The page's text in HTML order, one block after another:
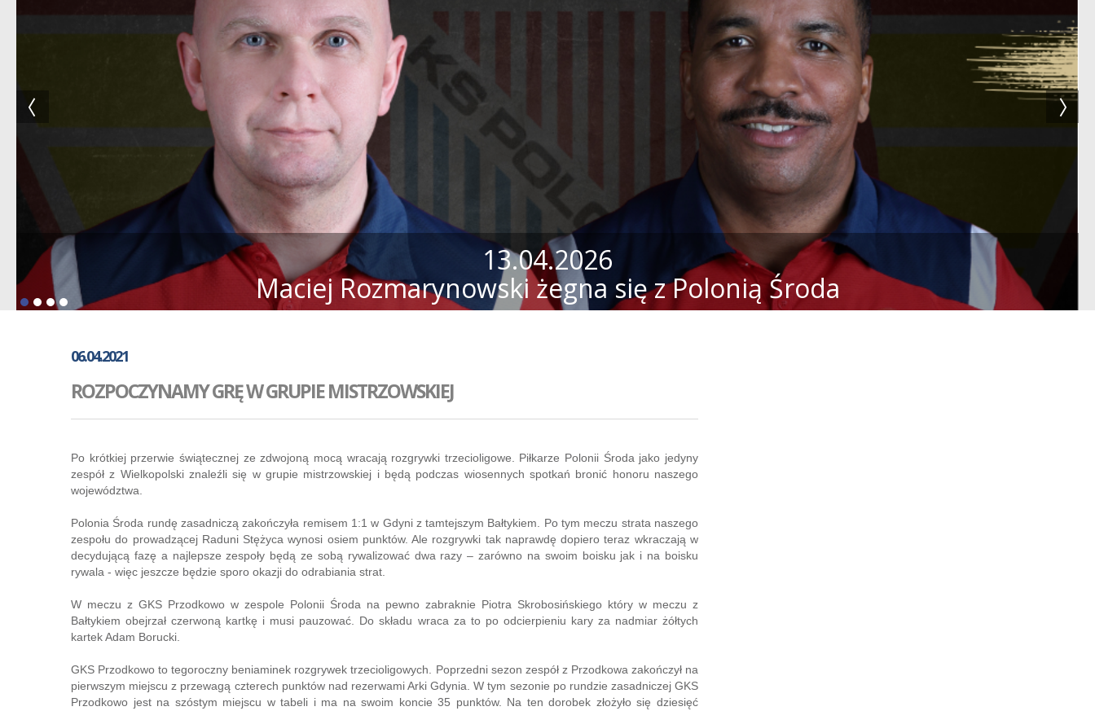
13.04.2026
Maciej Rozmarynowski żegna się z Polonią Środa
06.04.2021
ROZPOCZYNAMY GRĘ W GRUPIE MISTRZOWSKIEJ
Po krótkiej przerwie świątecznej ze zdwojoną mocą wracają rozgrywki trzecioligowe. Piłkarze Polonii Środa jako jedyny
zespół z Wielkopolski znaleźli się w grupie mistrzowskiej i będą podczas wiosennych spotkań bronić honoru naszego
województwa.
Polonia Środa rundę zasadniczą zakończyła remisem 1:1 w Gdyni z tamtejszym Bałtykiem. Po tym meczu strata naszego
zespołu do prowadzącej Raduni Stężyca wynosi osiem punktów. Ale rozgrywki tak naprawdę dopiero teraz wkraczają w
decydującą fazę a najlepsze zespoły będą ze sobą rywalizować dwa razy – zarówno na swoim boisku jak i na boisku
rywala - więc jeszcze będzie sporo okazji do odrabiania strat.
W meczu z GKS Przodkowo w zespole Polonii Środa na pewno zabraknie Piotra Skrobosińskiego który w meczu z
Bałtykiem obejrzał czerwoną kartkę i musi pauzować. Do składu wraca za to po odcierpieniu kary za nadmiar żółtych
kartek Adam Borucki.
GKS Przodkowo to tegoroczny beniaminek rozgrywek trzecioligowych. Poprzedni sezon zespół z Przodkowa zakończył na
pierwszym miejscu z przewagą czterech punktów nad rezerwami Arki Gdynia. W tym sezonie po rundzie zasadniczej GKS
Przodkowo jest na szóstym miejscu w tabeli i ma na swoim koncie 35 punktów. Na ten dorobek złożyło się dziesięć